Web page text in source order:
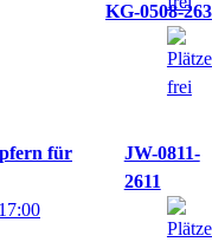
KG-0508-263
für
JW-0811-
2611